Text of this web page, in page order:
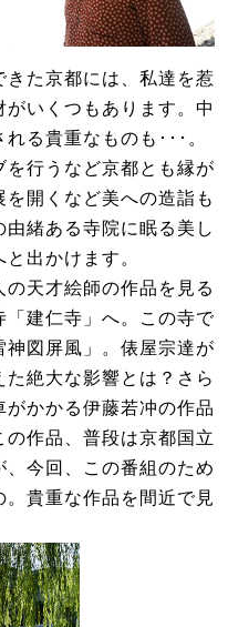
きた京都には、私達を惹
いくつもあります。中
る貴重なものも･･･。
行うなど京都とも縁が
開くなど美への造詣も
緒ある寺院に眠る美し
出かけます。
天才絵師の作品を見る
建仁寺」へ。この寺で
図屏風」。俵屋宗達が
絶大な影響とは？さら
かかる伊藤若冲の作品
の作品、普段は京都国立
今回、この番組のため
貴重な作品を間近で見